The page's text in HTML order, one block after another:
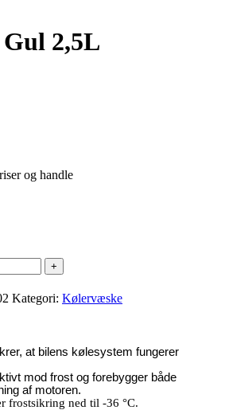
2,5L
og handle
+
Kategori: Kølervæske
at bilens kølesystem fungerer
mod frost og forebygger både
af motoren.
frostsikring ned til -36 °C.